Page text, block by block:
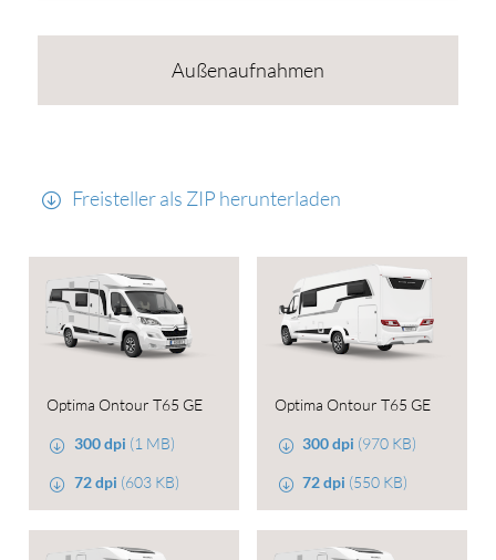
Außenaufnahmen
Freisteller als ZIP herunterladen
Optima Ontour T65 GE
300 dpi (1 MB)
72 dpi (603 KB)
Optima Ontour T65 GE
300 dpi (970 KB)
72 dpi (550 KB)